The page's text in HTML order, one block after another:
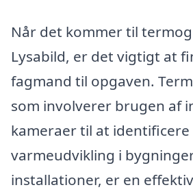
Når det kommer til
Lysabild, er det vigtigt at
fagmand til opgaven.
som involverer brugen af
kameraer til at identificere
varmeudvikling i
installationer, er en